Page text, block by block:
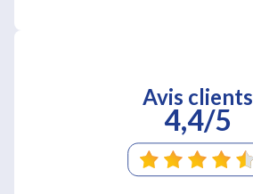
Avis clients
4,4/5